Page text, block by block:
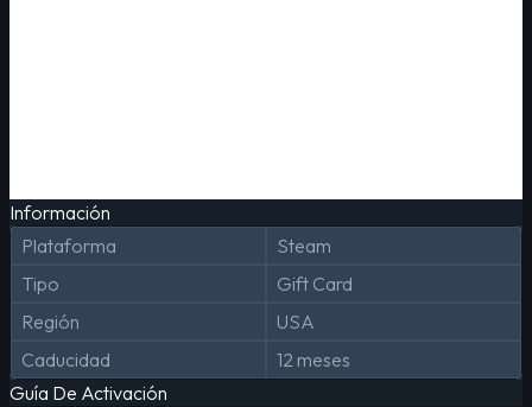
Información
Plataforma
Steam
Tipo
Gift Card
Región
USA
Caducidad
12 meses
Guía De Activación